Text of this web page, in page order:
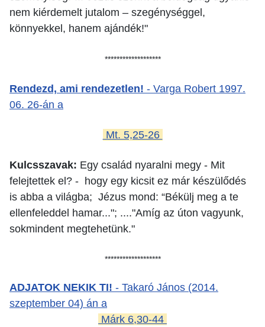
nem kiérdemelt jutalom – szegénységgel,
könnyekkel, hanem ajándék!"
*******************
Rendezd, ami rendezetlen! - Varga Robert 1997.
06. 26-án a
Mt. 5,25-26
Kulcsszavak: Egy család nyaralni megy - Mit
felejtettek el? - hogy egy kicsit ez már készülődés
is abba a világba; Jézus mond: “Békülj meg a te
ellenfeleddel hamar..."; ...."Amíg az úton vagyunk,
sokmindent megtehetünk."
*******************
ADJATOK NEKIK TI! - Takaró János (2014.
szeptember 04) án a
Márk 6,30-44